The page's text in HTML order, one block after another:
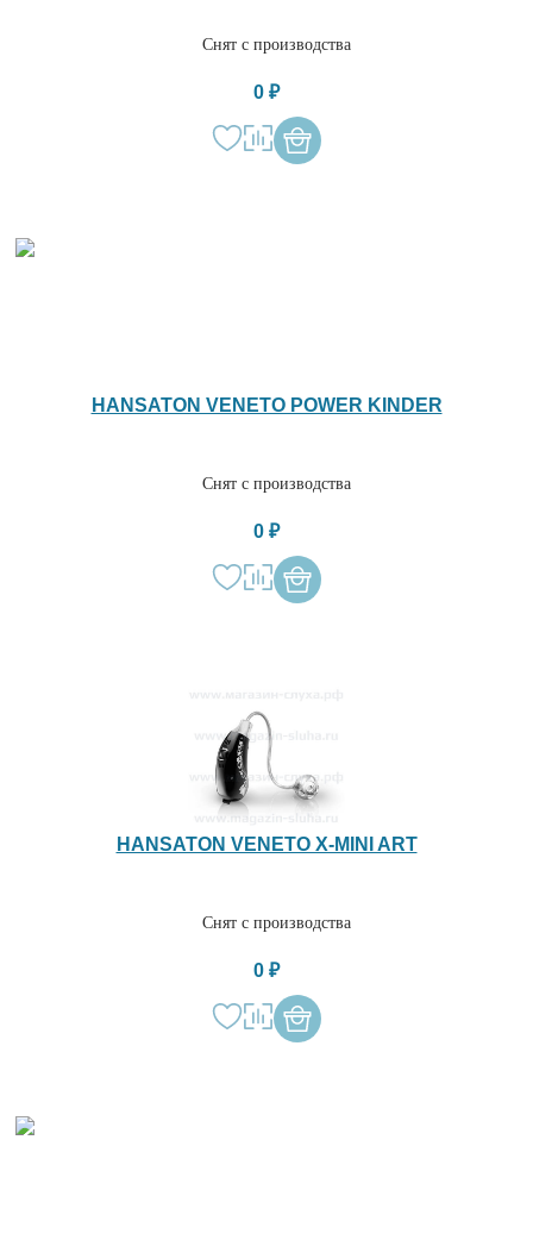
Снят с производства
0 ₽
HANSATON VENETO POWER KINDER
Снят с производства
0 ₽
HANSATON VENETO X-MINI ART
Снят с производства
0 ₽